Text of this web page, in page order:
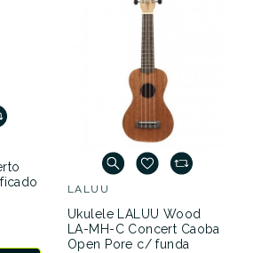
LALUU
Ukulele LALUU Wood
LA-MH-C Concert Caoba
Open Pore c/ funda